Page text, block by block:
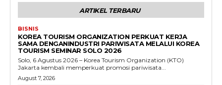
ARTIKEL TERBARU
BISNIS
KOREA TOURISM ORGANIZATION PERKUAT KERJA
SAMA DENGANINDUSTRI PARIWISATA MELALUI KOREA
TOURISM SEMINAR SOLO 2026
Solo, 6 Agustus 2026 – Korea Tourism Organization (KTO)
Jakarta kembali memperkuat promosi pariwisata...
August 7, 2026